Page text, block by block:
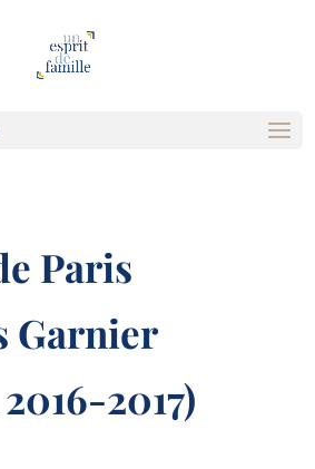
Paris
Garnier
2017)